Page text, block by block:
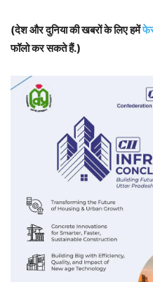
(देश और दुनिया की खबरों के लिए हमें
फॉलो कर सकते हैं.)